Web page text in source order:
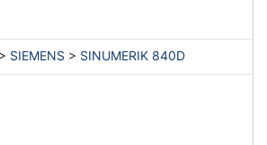
> SIEMENS > SINUMERIK 840D